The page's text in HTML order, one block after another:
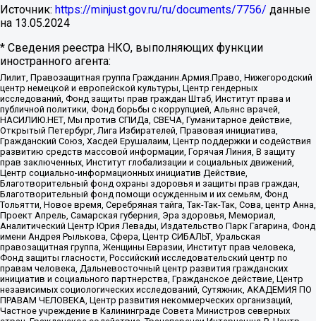
Источник: https://minjust.gov.ru/ru/documents/7756/ данные
на 13.05.2024
* Сведения реестра НКО, выполняющих функции
иностранного агента:
Лилит, Правозащитная группа Гражданин.Армия.Право, Нижегородский
центр немецкой и европейской культуры, Центр гендерных
исследований, Фонд защиты прав граждан Штаб, Институт права и
публичной политики, Фонд борьбы с коррупцией, Альянс врачей,
НАСИЛИЮ.НЕТ, Мы против СПИДа, СВЕЧА, Гуманитарное действие,
Открытый Петербург, Лига Избирателей, Правовая инициатива,
Гражданский Союз, Хасдей Ерушалаим, Центр поддержки и содействия
развитию средств массовой информации, Горячая Линия, В защиту
прав заключенных, Институт глобализации и социальных движений,
Центр социально-информационных инициатив Действие,
Благотворительный фонд охраны здоровья и защиты прав граждан,
Благотворительный фонд помощи осужденным и их семьям, Фонд
Тольятти, Новое время, Серебряная тайга, Так-Так-Так, Сова, центр Анна,
Проект Апрель, Самарская губерния, Эра здоровья, Мемориал,
Аналитический Центр Юрия Левады, Издательство Парк Гагарина, Фонд
имени Андрея Рылькова, Сфера, Центр СИБАЛЬТ, Уральская
правозащитная группа, Женщины Евразии, Институт прав человека,
Фонд защиты гласности, Российский исследовательский центр по
правам человека, Дальневосточный центр развития гражданских
инициатив и социального партнерства, Гражданское действие, Центр
независимых социологических исследований, Сутяжник, АКАДЕМИЯ ПО
ПРАВАМ ЧЕЛОВЕКА, Центр развития некоммерческих организаций,
Частное учреждение в Калининграде Совета Министров северных